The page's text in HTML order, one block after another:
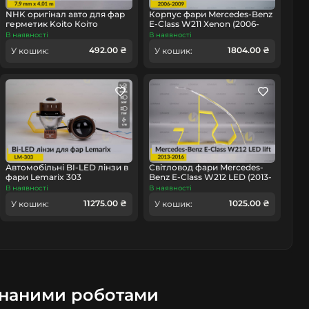
NHK оригінал авто для фар
герметик Koito Коіто
бутиловий шнур термо
В наявності
У кошик: 492.00 ₴
Корпус фари Mercedes-Benz
E-Class W211 Xenon (2006-
2009) рест правий
В наявності
У кошик: 1804.00 ₴
Автомобільні BI-LED лінзи в
фари Lemarix 303
В наявності
У кошик: 11275.00 ₴
Світловод фари Mercedes-
Benz E-Class W212 LED (2013-
2016) рест великий
В наявності
У кошик: 1025.00 ₴
роботами